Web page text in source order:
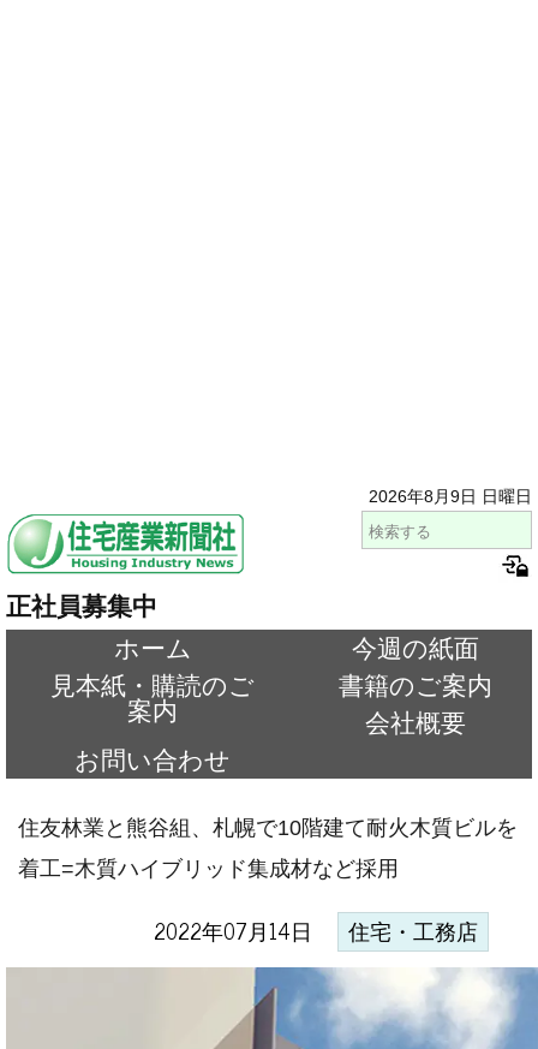
2026年8月9日 日曜日
正社員募集中
ホーム
今週の紙面
見本紙・購読のご
案内
書籍のご案内
会社概要
お問い合わせ
住友林業と熊谷組、札幌で10階建て耐火木質ビルを
着工=木質ハイブリッド集成材など採用
2022年07月14日 住宅・工務店